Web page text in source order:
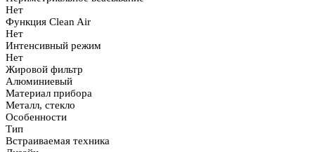
Нет
Функция Clean Air
Нет
Интенсивный режим
Нет
Жировой фильтр
Алюминиевый
Материал прибора
Металл, стекло
Особенности
Тип
Встраиваемая техника